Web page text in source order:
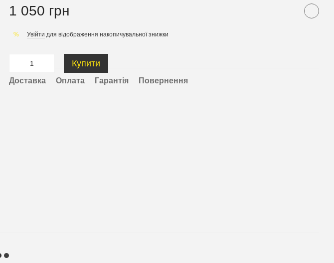
1 050 грн
% Увійти для відображення накопичувальної знижки
Купити
Доставка Оплата Гарантія Повернення